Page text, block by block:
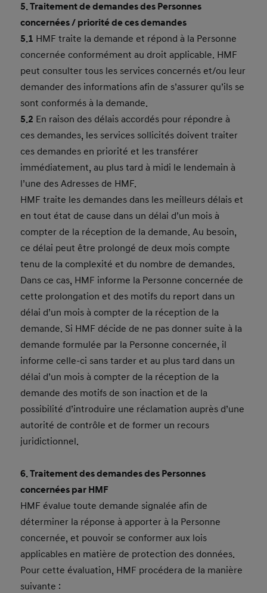
5. Traitement de demandes des Personnes
concernées / priorité de ces demandes
5.1 HMF traite la demande et répond à la Personne
concernée conformément au droit applicable. HMF
peut consulter tous les services concernés et/ou leur
demander des informations afin de s’assurer qu’ils se
sont conformés à la demande.
5.2 En raison des délais accordés pour répondre à
ces demandes, les services sollicités doivent traiter
ces demandes en priorité et les transférer
immédiatement, au plus tard à midi le lendemain à
l’une des Adresses de HMF.
HMF traite les demandes dans les meilleurs délais et
en tout état de cause dans un délai d’un mois à
compter de la réception de la demande. Au besoin,
ce délai peut être prolongé de deux mois compte
tenu de la complexité et du nombre de demandes.
Dans ce cas, HMF informe la Personne concernée de
cette prolongation et des motifs du report dans un
délai d’un mois à compter de la réception de la
demande. Si HMF décide de ne pas donner suite à la
demande formulée par la Personne concernée, il
informe celle-ci sans tarder et au plus tard dans un
délai d’un mois à compter de la réception de la
demande des motifs de son inaction et de la
possibilité d’introduire une réclamation auprès d’une
autorité de contrôle et de former un recours
juridictionnel.
6. Traitement des demandes des Personnes
concernées par HMF
HMF évalue toute demande signalée afin de
déterminer la réponse à apporter à la Personne
concernée, et pouvoir se conformer aux lois
applicables en matière de protection des données.
Pour cette évaluation, HMF procédera de la manière
suivante :